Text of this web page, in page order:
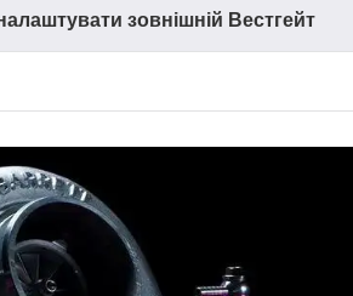
зовнішній Вестгейт